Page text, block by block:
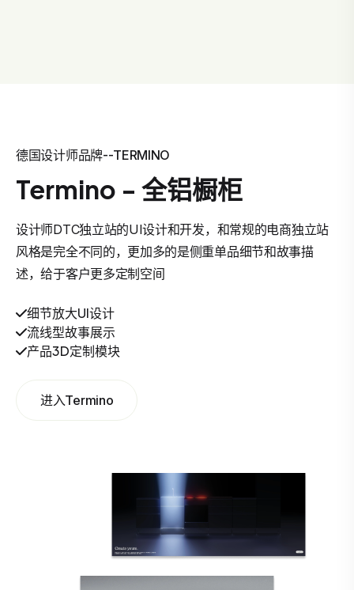
德国设计师品牌--TERMINO
Termino - 全铝橱柜
设计师DTC独立站的UI设计和开发，和常规的电商独立站
风格是完全不同的，更加多的是侧重单品细节和故事描
述，给于客户更多定制空间
细节放大UI设计
流线型故事展示
产品3D定制模块
进入Termino